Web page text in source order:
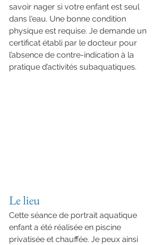
savoir nager si votre enfant est seul
dans l'eau. Une bonne condition
physique est requise. Je demande un
certificat établi par le docteur pour
l’absence de contre-indication à la
pratique d’activités subaquatiques.
Le lieu
Cette séance de portrait aquatique
enfant a été réalisée en piscine
privatisée et chauffée. Je peux ainsi